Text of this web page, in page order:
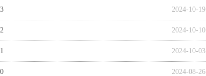
2024-10-19
2024-10-10
2024-10-03
2024-08-26